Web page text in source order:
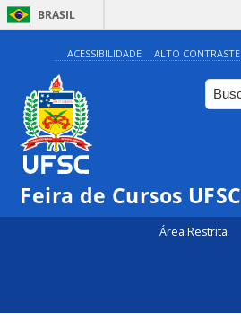
BRASIL
ACESSIBILIDADE ALTO CONTRASTE
Feira de Cursos UFSC
Área Restrita